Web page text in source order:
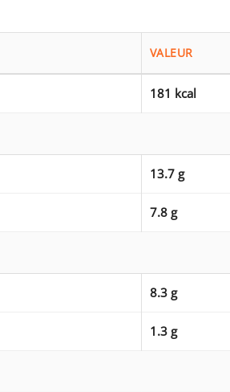
VALEUR
181 kcal
13.7 g
7.8 g
8.3 g
1.3 g